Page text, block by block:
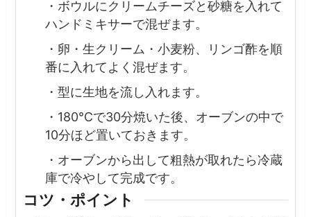
・ボウルにクリームチーズと砂糖を入れて
ハンドミキサーで混ぜます。
・卵・生クリーム・小麦粉、リンゴ酢を順
番に入れてよく混ぜます。
・型に生地を流し入れます。
・180℃で30分焼いた後、オーブンの中で
10分ほど置いておきます。
・オーブンから出して粗熱が取れたら冷蔵
庫で冷やして完成です。
コツ・ポイント